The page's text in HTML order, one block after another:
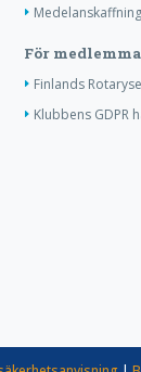
För
Finlands
Klubbens GDPR